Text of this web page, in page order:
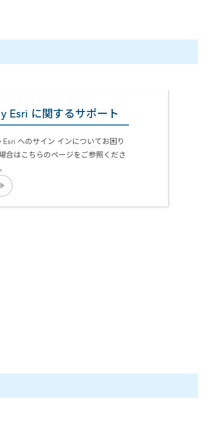
Esri に関するサポート
Esri へのサイン インについてお困り
合はこちらのページをご参照くださ